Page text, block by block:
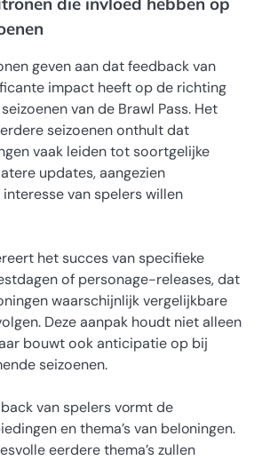
geven aan dat feedback van
impact heeft op de richting
van de Brawl Pass. Het
seizoenen onthult dat
vaak leiden tot soortgelijke
updates, aangezien
van spelers willen
het succes van specifieke
of personage-releases, dat
waarschijnlijk vergelijkbare
Deze aanpak houdt niet alleen
bouwt ook anticipatie op bij
seizoenen.
van spelers vormt de
en thema’s van beloningen.
eerdere thema’s zullen